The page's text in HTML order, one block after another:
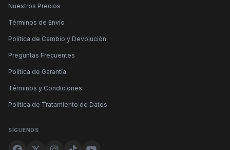
Nuestros Precios
Términos de Envío
Política de Cambio y Devolución
Preguntas Frecuentes
Política de Garantía
Términos y Condiciones
Política de Tratamiento de Datos
SÍGUENOS